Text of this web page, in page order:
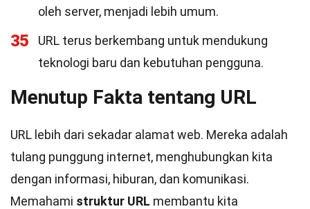
oleh server, menjadi lebih umum.
35
URL terus berkembang untuk mendukung
teknologi baru dan kebutuhan pengguna.
Menutup Fakta tentang URL
URL lebih dari sekadar alamat web. Mereka adalah
tulang punggung internet, menghubungkan kita
dengan informasi, hiburan, dan komunikasi.
Memahami struktur URL membantu kita